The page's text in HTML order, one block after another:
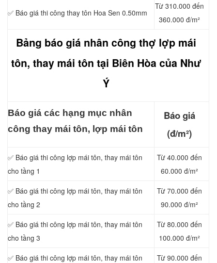
✅ Báo giá thi công thay tôn Hoa Sen 0.50mm
Từ 310.000 đến
360.000 đ/m²
Bảng báo giá nhân công thợ lợp mái
tôn, thay mái tôn tại Biên Hòa của Như
Ý
Báo giá các hạng mục nhân
công thay mái tôn, lợp mái tôn
Báo giá
(đ/m²)
✅ Báo giá thi công lợp mái tôn, thay mái tôn
cho tầng 1
Từ 40.000 đến
60.000 đ/m²
✅ Báo giá thi công lợp mái tôn, thay mái tôn
cho tầng 2
Từ 70.000 đến
90.000 đ/m²
✅ Báo giá thi công lợp mái tôn, thay mái tôn
cho tầng 3
Từ 80.000 đến
100.000 đ/m²
✅ Báo giá thi công lợp mái tôn, thay mái tôn
Từ 90.000 đến